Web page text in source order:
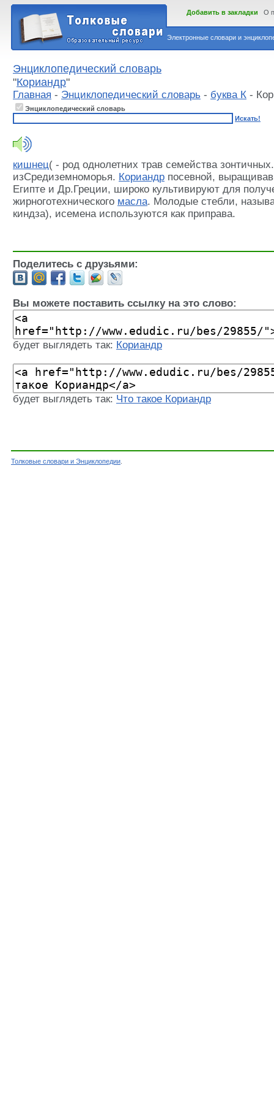
Электронные словари и
Добавить в закладки О
Энциклопедический словарь
"Кориандр"
Главная - Энциклопедический словарь - буква К -
Энциклопедический словарь
Искать!
кишнец( - род однолетних трав семейства
изСредиземноморья. Кориандр посевной,
Египте и Др.Греции, широко культивируют для
жирноготехнического масла. Молодые стебли,
киндза), исемена используются как приправа.
Поделитесь с друзьями:
Вы можете поставить ссылку на это слово:
будет выглядеть так: Кориандр
будет выглядеть так: Что такое Кориандр
Толковые словари и Энциклопедии